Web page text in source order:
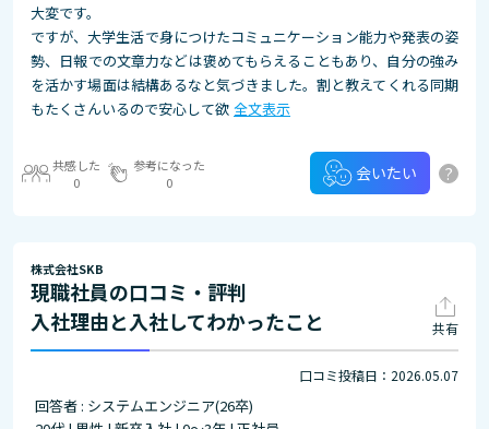
大変です。
ですが、大学生活で身につけたコミュニケーション能力や発表の姿
勢、日報での文章力などは褒めてもらえることもあり、自分の強み
を活かす場面は結構あるなと気づきました。割と教えてくれる同期
もたくさんいるので安心して欲 全文表示
共感した
0
参考になった
0
会いたい ?
株式会社SKB
現職社員の口コミ・評判
入社理由と入社してわかったこと
共有
口コミ投稿日：2026.05.07
回答者 : システムエンジニア(26卒)